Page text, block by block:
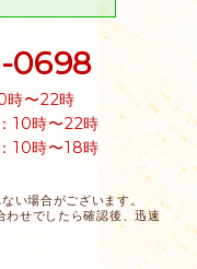
0698
時〜22時
10時〜22時
10時〜18時
い場合がございます。
せでしたら確認後、迅速